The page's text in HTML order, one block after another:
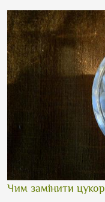
Чим замінити цукор